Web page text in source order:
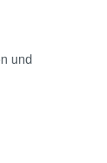
und